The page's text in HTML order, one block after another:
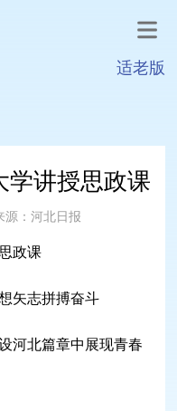
适老版
学讲授思政课
源： 河北日报
政课
矢志拼搏奋斗
北篇章中展现青春